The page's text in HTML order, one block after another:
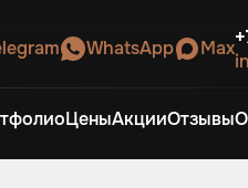
WhatsApp Max
ЦеныАкцииОтзывы